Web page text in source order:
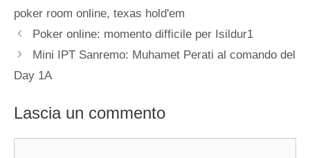
poker room online, texas hold'em
Poker online: momento difficile per Isildur1
Mini IPT Sanremo: Muhamet Perati al comando del
Day 1A
Lascia un commento